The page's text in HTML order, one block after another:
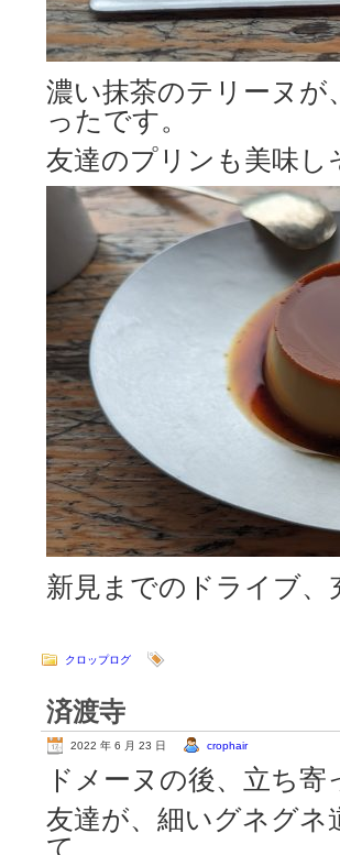
濃い抹茶のテリーヌが
ったです。
友達のプリンも美味し
新見までのドライブ
クロップログ
済渡寺
2022 年 6 月 23 日 crophair
ドメーヌの後、立ち寄
友達が、細いグネグネ
て、